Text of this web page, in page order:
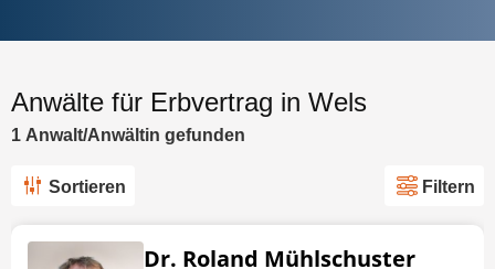
Anwälte für Erbvertrag in Wels
1 Anwalt/Anwältin gefunden
Sortieren Filtern
Dr. Roland Mühlschuster